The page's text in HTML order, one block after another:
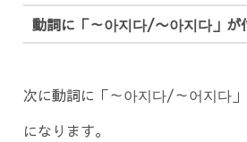
動詞に「～아지다/〜아지다」が
次に動詞に「～아지다/～어지다
になります。